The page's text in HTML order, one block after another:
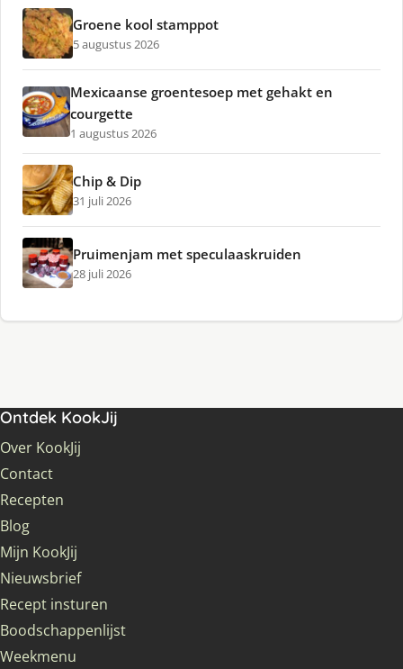
Groene kool stamppot
5 augustus 2026
Mexicaanse groentesoep met gehakt en
courgette
1 augustus 2026
Chip & Dip
31 juli 2026
Pruimenjam met speculaaskruiden
28 juli 2026
Ontdek KookJij
Over KookJij
Contact
Recepten
Blog
Mijn KookJij
Nieuwsbrief
Recept insturen
Boodschappenlijst
Weekmenu